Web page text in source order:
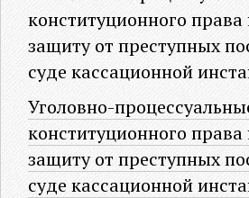
Уголовно-
конституционного
защиту от преступных
суде кассационной